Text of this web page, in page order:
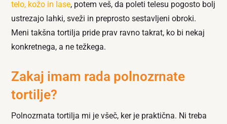
telo, kožo in lase, potem veš, da poleti telesu pogosto bolj
ustrezajo lahki, sveži in preprosto sestavljeni obroki.
Meni takšna tortilja pride prav ravno takrat, ko bi nekaj
konkretnega, a ne težkega.
Zakaj imam rada polnozrnate
tortilje?
Polnozrnata tortilja mi je všeč, ker je praktična. Ni treba